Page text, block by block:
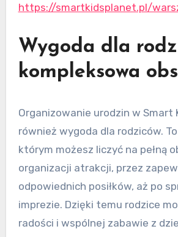
https://smartkidsplanet.pl/
Wygoda dla
kompleksowa
Organizowanie urodzin w Smart
również wygoda dla rodziców.
którym możesz liczyć na pełną
organizacji atrakcji, przez
odpowiednich posiłków, aż po
imprezie. Dzięki temu rodzice
radości i wspólnej zabawie z